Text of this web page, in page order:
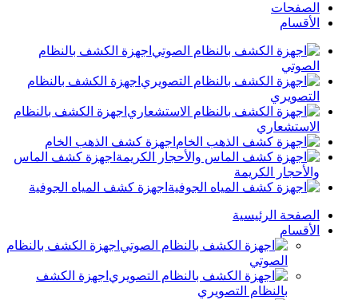
الصفحات
الأقسام
اجهزة الكشف بالنظام
الصوتي
اجهزة الكشف بالنظام
التصويري
اجهزة الكشف بالنظام
الاستشعاري
اجهزة كشف الذهب الخام
اجهزة كشف الماس
والأحجار الكريمة
اجهزة كشف المياه الجوفية
الصفحة الرئيسية
الأقسام
اجهزة الكشف بالنظام
الصوتي
اجهزة الكشف
بالنظام التصويري